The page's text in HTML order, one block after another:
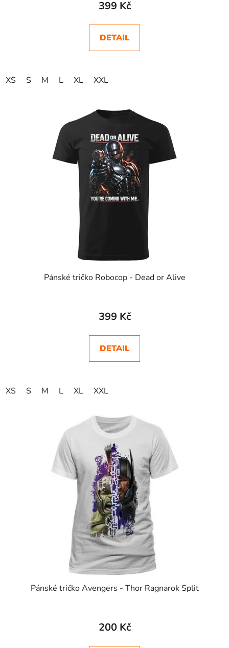
399 Kč
DETAIL
XS S M L XL XXL
Pánské tričko Robocop - Dead or Alive
399 Kč
DETAIL
XS S M L XL XXL
Pánské tričko Avengers - Thor Ragnarok Split
200 Kč